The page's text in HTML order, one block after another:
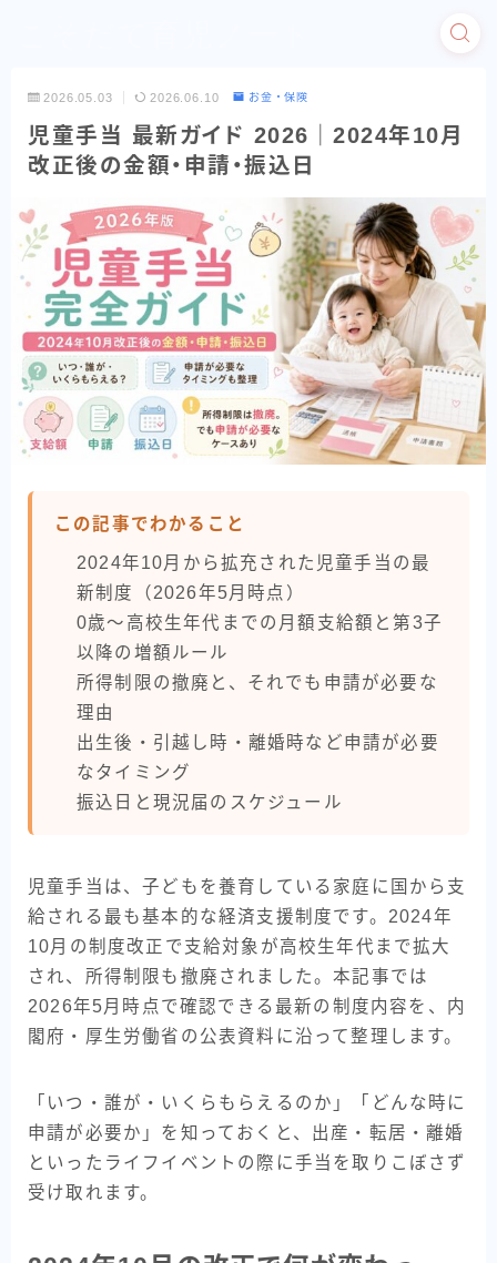
2026.05.03 2026.06.10 お金・保険
児童手当 最新ガイド 2026｜2024年10月
改正後の金額・申請・振込日
この記事でわかること
2024年10月から拡充された児童手当の最
新制度（2026年5月時点）
0歳〜高校生年代までの月額支給額と第3子
以降の増額ルール
所得制限の撤廃と、それでも申請が必要な
理由
出生後・引越し時・離婚時など申請が必要
なタイミング
振込日と現況届のスケジュール
児童手当は、子どもを養育している家庭に国から支
給される最も基本的な経済支援制度です。2024年
10月の制度改正で支給対象が高校生年代まで拡大
され、所得制限も撤廃されました。本記事では
2026年5月時点で確認できる最新の制度内容を、内
閣府・厚生労働省の公表資料に沿って整理します。
「いつ・誰が・いくらもらえるのか」「どんな時に
申請が必要か」を知っておくと、出産・転居・離婚
といったライフイベントの際に手当を取りこぼさず
受け取れます。